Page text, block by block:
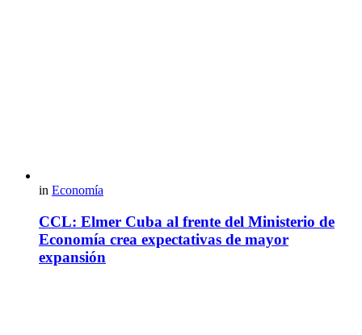
in Economía
CCL: Elmer Cuba al frente del Ministerio de
Economía crea expectativas de mayor
expansión